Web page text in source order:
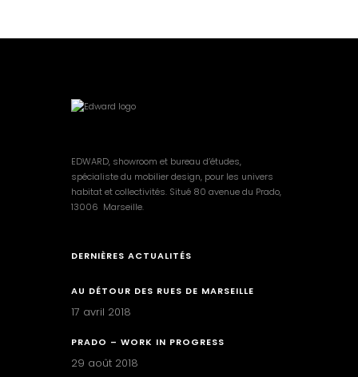
EDWARD, showroom et bureau d’études,
spécialiste du mobilier design, pour les univers
habitat et collectivités. Situé 80 avenue du Prado,
13006 Marseille.
DERNIÈRES ACTUALITÉS
AU DÉTOUR DES RUES DE MARSEILLE
17 avril 2018
PRADO – WORK IN PROGRESS
29 août 2018